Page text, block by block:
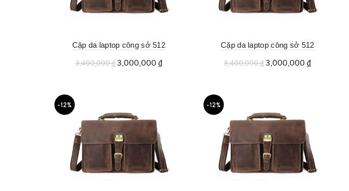
Cặp da laptop công sở 512
3,400,000₫ 3,000,000₫
Cặp da laptop công sở 512
3,400,000₫ 3,000,000₫
-12% -12%